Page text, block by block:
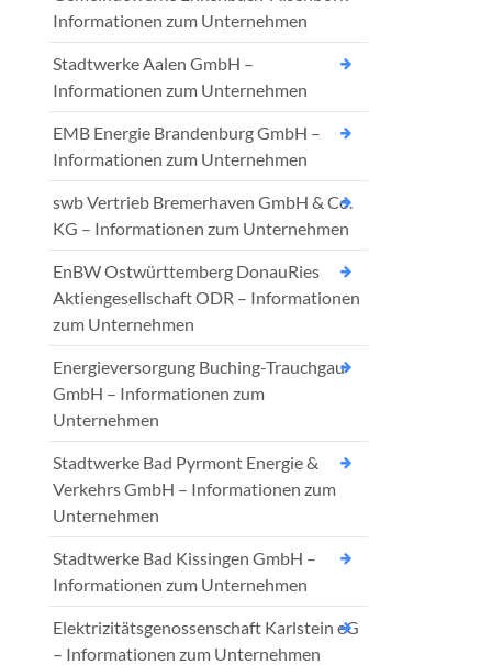
Informationen zum Unternehmen
Stadtwerke Aalen GmbH –
Informationen zum Unternehmen
EMB Energie Brandenburg GmbH –
Informationen zum Unternehmen
swb Vertrieb Bremerhaven GmbH & Co.
KG – Informationen zum Unternehmen
EnBW Ostwürttemberg DonauRies
Aktiengesellschaft ODR – Informationen
zum Unternehmen
Energieversorgung Buching-Trauchgau
GmbH – Informationen zum
Unternehmen
Stadtwerke Bad Pyrmont Energie &
Verkehrs GmbH – Informationen zum
Unternehmen
Stadtwerke Bad Kissingen GmbH –
Informationen zum Unternehmen
Elektrizitätsgenossenschaft Karlstein eG
– Informationen zum Unternehmen